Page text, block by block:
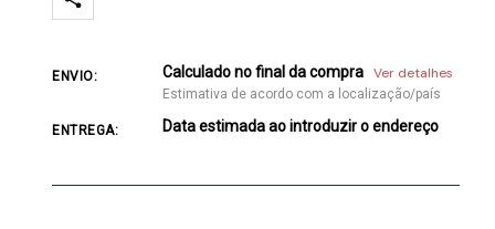
ENVIO: Calculado no final da compra Ver detalhes
Estimativa de acordo com a localização/país
ENTREGA: Data estimada ao introduzir o endereço